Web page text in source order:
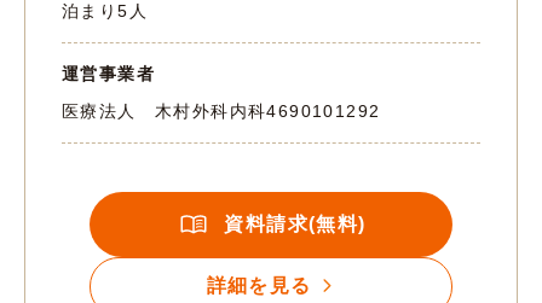
泊まり5人
運営事業者
医療法人 木村外科内科4690101292
資料請求(無料)
詳細を見る